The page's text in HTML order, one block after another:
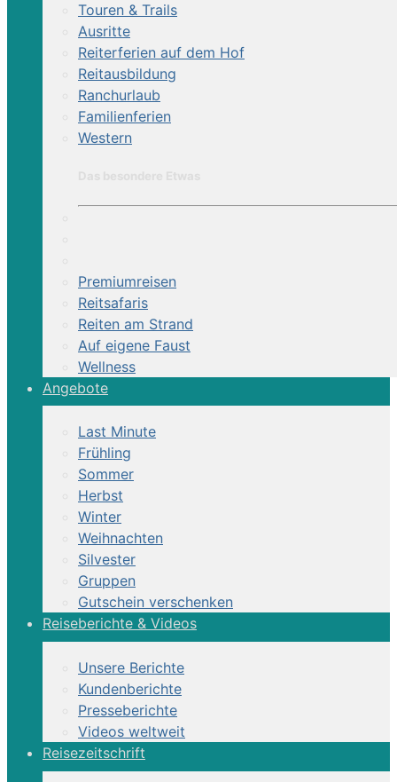
Touren & Trails
Ausritte
Reiterferien auf dem Hof
Reitausbildung
Ranchurlaub
Familienferien
Western
Premiumreisen
Reitsafaris
Reiten am Strand
Auf eigene Faust
Wellness
Angebote
Last Minute
Frühling
Sommer
Herbst
Winter
Weihnachten
Silvester
Gruppen
Gutschein verschenken
Reiseberichte & Videos
Unsere Berichte
Kundenberichte
Presseberichte
Videos weltweit
Reisezeitschrift